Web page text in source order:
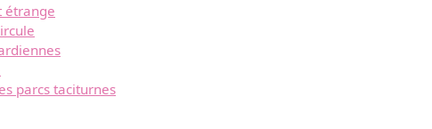
étrange
parcs taciturnes